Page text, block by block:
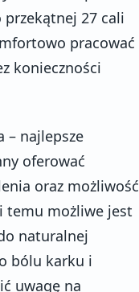
27 cali
pracować
konieczności
– najlepsze
oferować
oraz możliwość
temu możliwe jest
naturalnej
bólu karku i
uwagę na